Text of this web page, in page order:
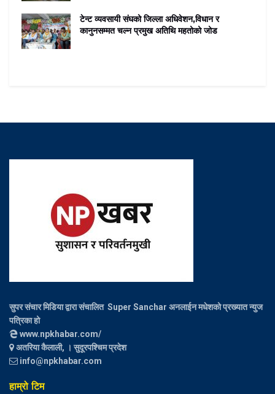
टेन्ट व्यवसायी संघको जिल्ला अधिवेशन,विधान र
कानुनसम्मत चल्न प्रमुख अतिथि महतोको जोड
सुपर संचार मिडिया द्वारा संचालित Super Sanchar अनलाईन मधेशको प्रख्यात न्युज
पत्रिका हो
www.npkhabar.com/
अतरिया कैलाली, । सुदूरपश्चिम प्रदेश
info@npkhabar.com
हाम्रो टिम